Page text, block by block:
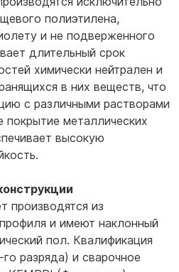
полиэтилена,
и не подверженного
длительный срок
химически нейтрален и
в них веществ, что
с различными растворами
металлических
высокую
производятся из
и имеют наклонный
пол. Квалификация
разряда) и сварочное